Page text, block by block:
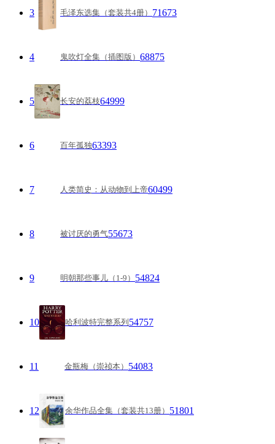
3 毛泽东选集（套装共4册） 71673
4 鬼吹灯全集（插图版） 68875
5 长安的荔枝64999
6 百年孤独63393
7 人类简史：从动物到上帝60499
8 被讨厌的勇气55673
9 明朝那些事儿（1-9） 54824
10 哈利波特完整系列 54757
11 金瓶梅（崇祯本） 54083
12 余华作品全集（套装共13册） 51801